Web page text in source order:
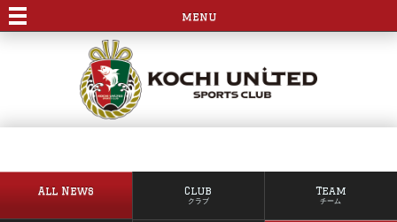
menu
All News Club
クラブ
Team
チーム